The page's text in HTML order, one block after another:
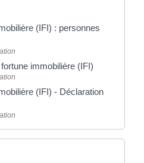
(IFI) : personnes
immobilière (IFI)
(IFI) - Déclaration